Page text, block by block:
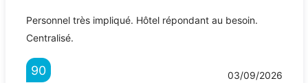
Personnel très impliqué. Hôtel répondant au besoin.
Centralisé.
90 03/09/2026